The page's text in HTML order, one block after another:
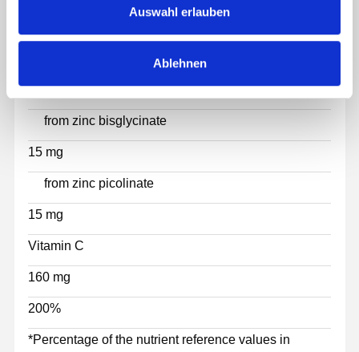
Auswahl erlauben
Ablehnen
300%
from zinc bisglycinate
15 mg
from zinc picolinate
15 mg
Vitamin C
160 mg
200%
*Percentage of the nutrient reference values in